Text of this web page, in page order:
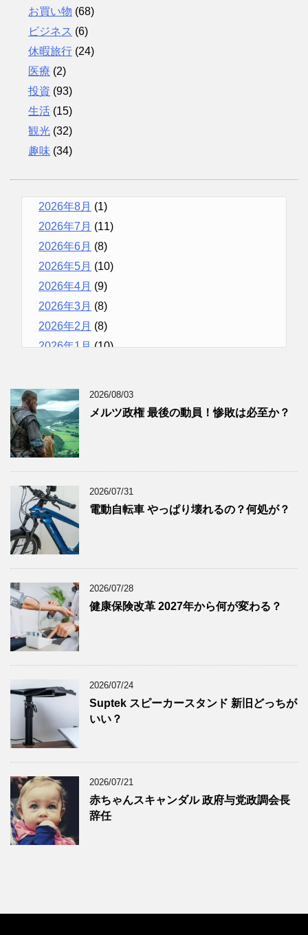
お買い物 (68)
ビジネス (6)
休暇旅行 (24)
医療 (2)
投資 (93)
生活 (15)
観光 (32)
趣味 (34)
2026年8月 (1)
2026年7月 (11)
2026年6月 (8)
2026年5月 (10)
2026年4月 (9)
2026年3月 (8)
2026年2月 (8)
2026年1月(10)
2025年10月(10)
2025年9月
2025年8月
2025年6月(9)
2025年5月(8)
2025年4月
2025年3月
2025年1月(8)
2024年12月(8)
2024年11月
2024年10月
2024年9月(9)
2024年8月(9)
2024年7月(9)
2024年6月(7)
2024年5月
2024年4月(8)
2024年3月(8)
2024年2月(8)
2024年1月(7)
2023年12月
2026/08/03
メルツ政権 最後の動員！惨敗は必至か？
2026/07/31
電動自転車 やっぱり壊れるの？何処が？
2026/07/28
健康保険改革 2027年から何が変わる？
2026/07/24
Suptek スピーカースタンド 新旧どっちが
いい？
2026/07/21
赤ちゃんスキャンダル 政府与党政調会長
辞任